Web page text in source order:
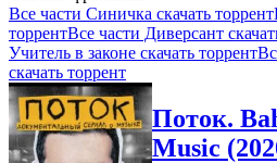
Все части Синичка скачать торрент
торрентВсе части Диверсант
Учитель в законе скачать торрент
скачать торрент
Поток.
Music